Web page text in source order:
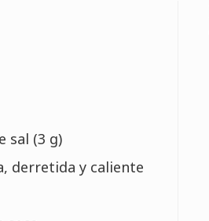
sal (3 g)
derretida y caliente